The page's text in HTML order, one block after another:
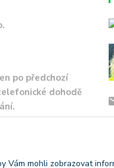
po předchozí
dohodě
Vám mohli zobrazovat